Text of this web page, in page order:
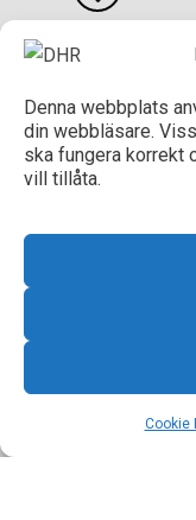
Denna webbplats
din webbläsare.
ska fungera korrekt
vill tillåta.
Cookie
Kontakta oss
Sociala
DHR
DHR